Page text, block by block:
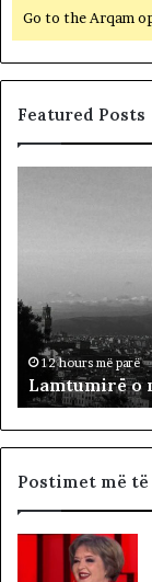
Go to the Arqam
Featured Posts
i
m
i
k
,
12 hours më parë
Lamtumirë o
Postimet më të